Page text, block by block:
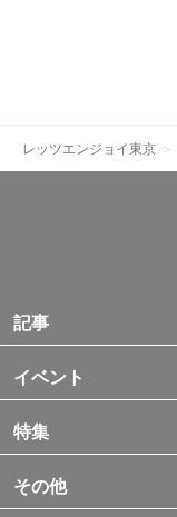
レッツエンジョイ東京
記事
イベント
特集
その他